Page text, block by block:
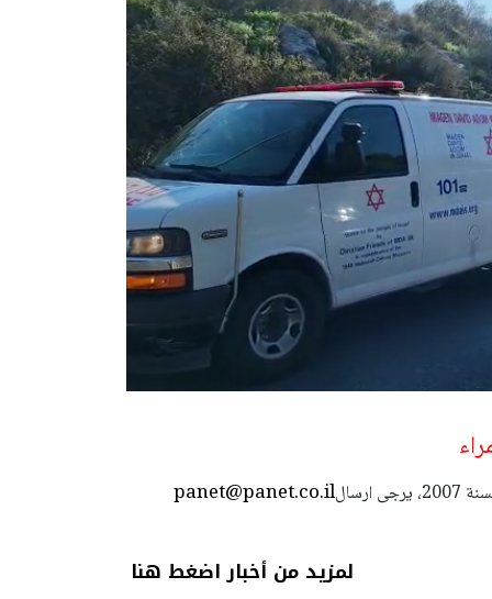
panet@panet.co.ilاستعمال المضامين بموجب بند 27 أ لقانون الحقوق الأدبية لسنة 2007، يرجى ارسال
لمزيد من أخبار اضغط هنا